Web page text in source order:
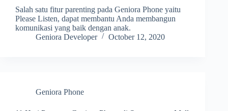
Salah satu fitur parenting pada Geniora Phone yaitu
Please Listen, dapat membantu Anda membangun
komunikasi yang baik dengan anak.
Geniora Developer
October 12, 2020
Geniora Phone